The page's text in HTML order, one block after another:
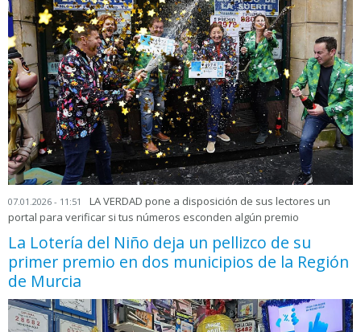
07.01.2026 - 11:51
LA VERDAD pone a disposición de sus lectores un
portal para verificar si tus números esconden algún premio
La Lotería del Niño deja un pellizco de su
primer premio en dos municipios de la Región
de Murcia